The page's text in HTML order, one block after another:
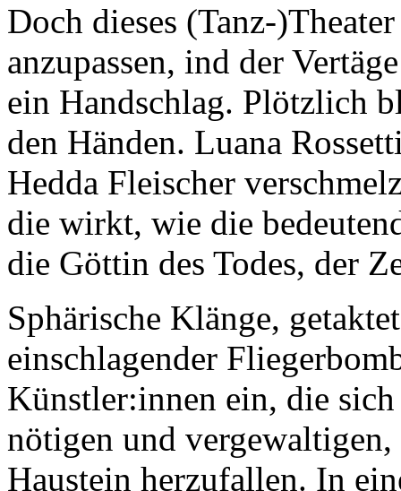
Doch dieses (Tanz-
anzupassen, ind der
ein Handschlag. Plötzlich
den Händen. Luana
Hedda Fleischer
die wirkt, wie die
die Göttin des Todes, der
Sphärische Klänge,
einschlagender
Künstler:innen ein, die
nötigen und
Haustein herzufallen. In